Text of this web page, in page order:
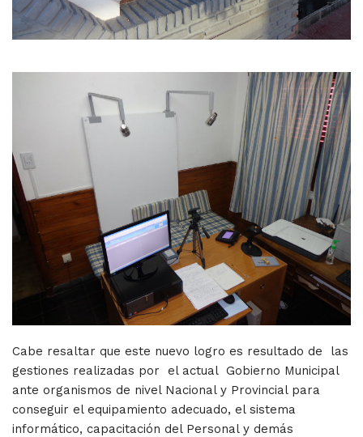
Cabe resaltar que este nuevo logro es resultado de las
gestiones realizadas por el actual Gobierno Municipal
ante organismos de nivel Nacional y Provincial para
conseguir el equipamiento adecuado, el sistema
informático, capacitación del Personal y demás